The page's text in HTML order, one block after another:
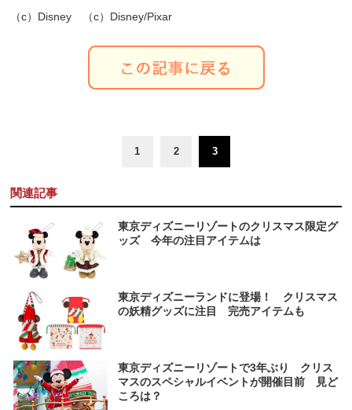
（c）Disney （c）Disney/Pixar
1 2 3
関連記事
東京ディズニーリゾートのクリスマス限定グ
ッズ 今年の注目アイテムは
東京ディズニーランドに登場！ クリスマス
の妖精グッズに注目 完売アイテムも
東京ディズニーリゾートで3年ぶり クリス
マスのスペシャルイベントが開催目前 見ど
ころは？